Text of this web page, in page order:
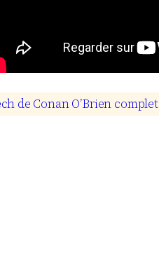
ch de ConanO’Brien complet